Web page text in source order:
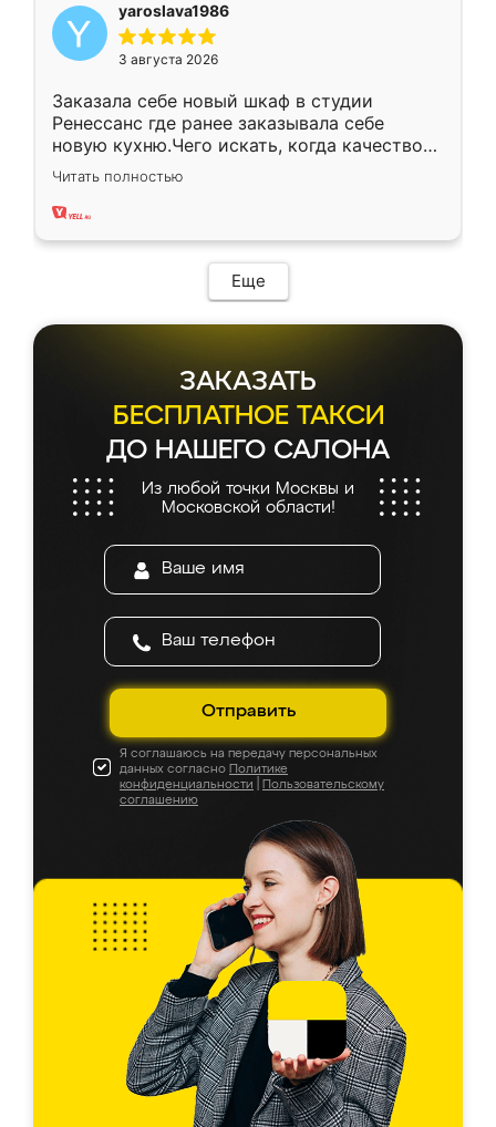
yaroslava1986
3 августа 2026
Заказала себе новый шкаф в студии
Ренессанс где ранее заказывала себе
новую кухню.Чего искать, когда качеством
вполне довольна. Служит кухня уже почти
два года, нареканий нет.
Читать полностью
Еще
ЗАКАЗАТЬ
БЕСПЛАТНОЕ ТАКСИ
ДО НАШЕГО САЛОНА
Из любой точки Москвы и
Московской области!
Отправить
Я соглашаюсь на передачу персональных
данных согласно Политике
конфиденциальности
Пользовательскому
соглашению